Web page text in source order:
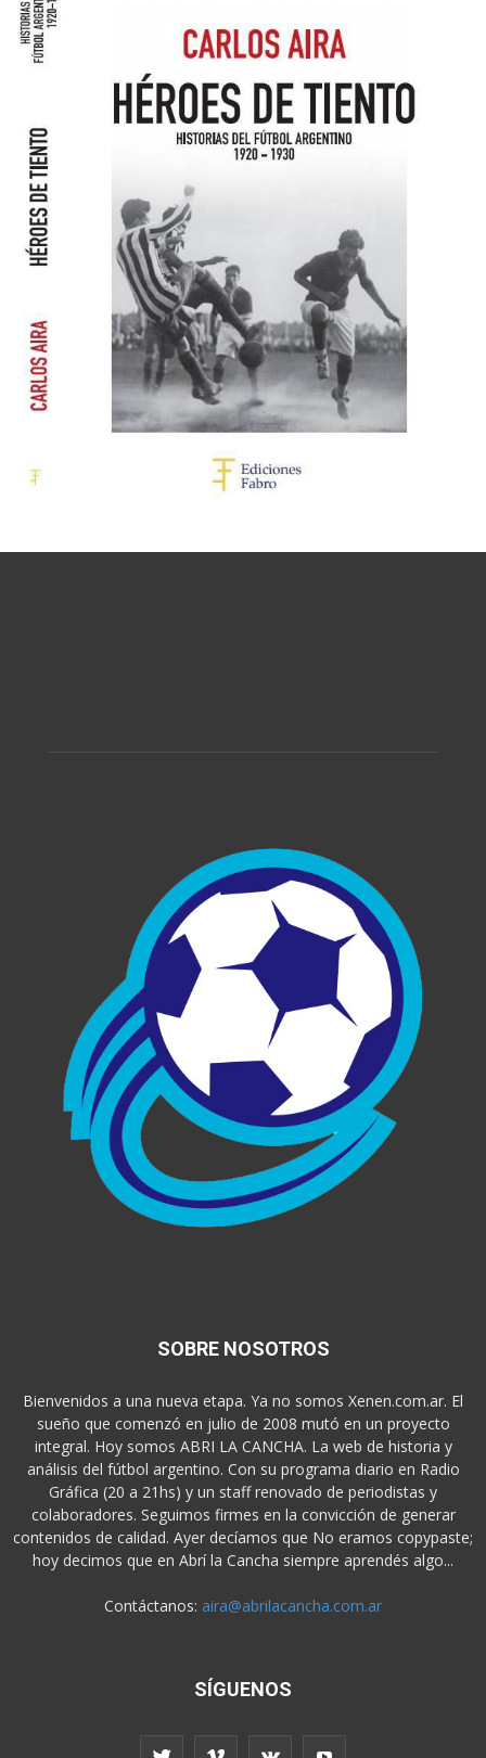
SOBRE NOSOTROS
Bienvenidos a una nueva etapa. Ya no somos Xenen.com.ar. El
sueño que comenzó en julio de 2008 mutó en un proyecto
integral. Hoy somos ABRI LA CANCHA. La web de historia y
análisis del fútbol argentino. Con su programa diario en Radio
Gráfica (20 a 21hs) y un staff renovado de periodistas y
colaboradores. Seguimos firmes en la convicción de generar
contenidos de calidad. Ayer decíamos que No eramos copypaste;
hoy decimos que en Abrí la Cancha siempre aprendés algo...
Contáctanos: aira@abrilacancha.com.ar
SÍGUENOS